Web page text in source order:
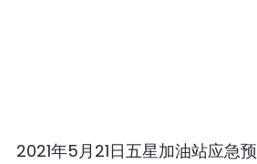
2021年5月21日五星加油站应急